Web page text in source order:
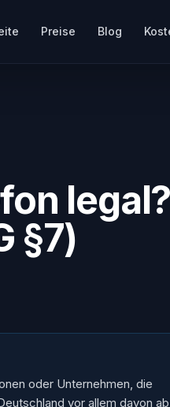
Preise Blog
legal?
§7)
oder Unternehmen, die
vor allem davon